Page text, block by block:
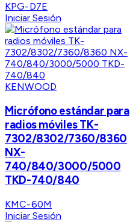
KPG-D7E
Iniciar Sesión
KENWOOD
Micrófono estándar para
radios móviles TK-
7302/8302/7360/8360
NX-
740/840/3000/5000
TKD-740/840
KMC-60M
Iniciar Sesión